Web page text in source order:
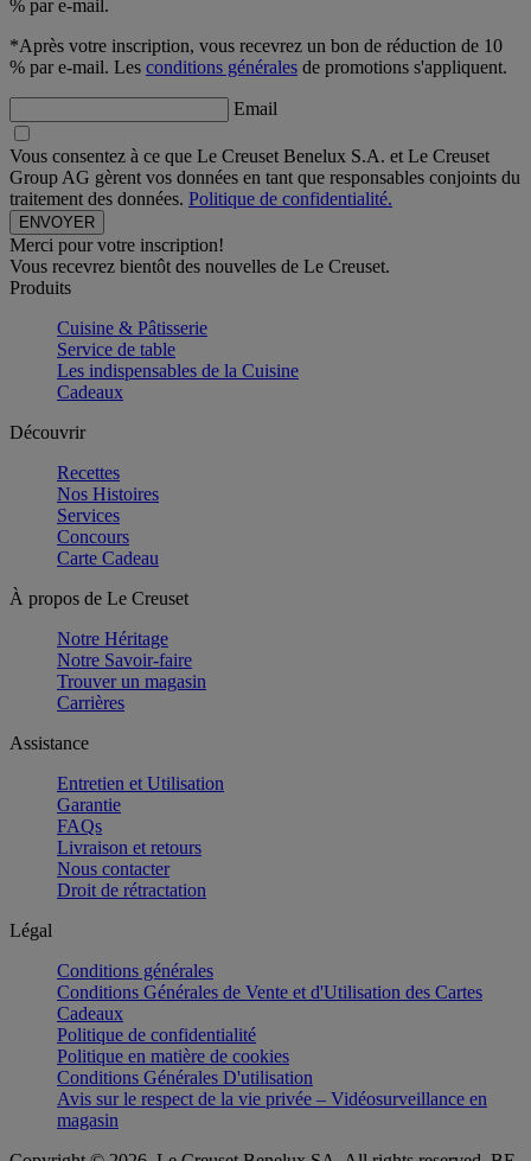
% par e-mail.
*Après votre inscription, vous recevrez un bon de réduction de 10
% par e-mail. Les conditions générales de promotions s'appliquent.
Email
Vous consentez à ce que Le Creuset Benelux S.A. et Le Creuset
Group AG gèrent vos données en tant que responsables conjoints du
traitement des données. Politique de confidentialité.
Merci pour votre inscription!
Vous recevrez bientôt des nouvelles de Le Creuset.
Produits
Cuisine & Pâtisserie
Service de table
Les indispensables de la Cuisine
Cadeaux
Découvrir
Recettes
Nos Histoires
Services
Concours
Carte Cadeau
À propos de Le Creuset
Notre Héritage
Notre Savoir-faire
Trouver un magasin
Carrières
Assistance
Entretien et Utilisation
Garantie
FAQs
Livraison et retours
Nous contacter
Droit de rétractation
Légal
Conditions générales
Conditions Générales de Vente et d'Utilisation des Cartes
Cadeaux
Politique de confidentialité
Politique en matière de cookies
Conditions Générales D'utilisation
Avis sur le respect de la vie privée – Vidéosurveillance en
magasin